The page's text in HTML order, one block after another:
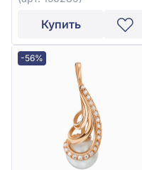
Купить
-56%